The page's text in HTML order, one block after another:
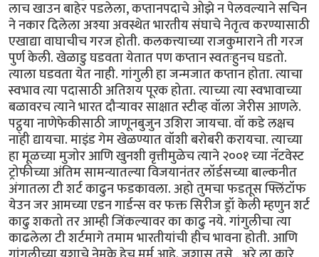
लाच खाउन बाहेर पडलेला, कप्तानपदाचे ओझे न पेलवल्याने सचिन
ने नकार दिलेला अश्या अवस्थेत भारतीय संघाचे नेतृत्व करण्यासाठी
एखाद्या वाघाचीच गरज होती. कलकत्त्याच्या राजकुमाराने ती गरज
पुर्ण केली. खेळाडु घडवता येतात पण कप्तान स्वतःहुनच घडतो.
त्याला घडवता येत नाही. गांगुली हा जन्मजात कप्तान होता. त्याचा
स्वभाव त्या पदासाठी अतिशय पूरक होता. त्याच्या त्या स्वभावाच्या
बळावरच त्याने भारत दौर्‍यावर साक्षात स्टीव्ह वॉला जेरीस आणले.
पट्ठ्या नाणेफेकीसाठी जाणूनबुजुन उशिरा जायचा. वॉ कडे लक्षच
नाही द्यायचा. माइंड गेम खेळण्यात वॉशी बरोबरी करायचा. त्याच्या
हा मूळच्या मुजोर आणि खुनशी वृत्तीमुळेच त्याने २००१ च्या नॅटवेस्ट
ट्रोफीच्या अंतिम सामन्यातल्या विजयानंतर लॉर्डसच्या बाल्कनीत
अंगातला टी शर्ट काढुन फडकावला. अहो तुमचा फडतूस फ्लिंटॉफ
येउन जर आमच्या एडन गार्डन्स वर फक्त सिरीज ड्रॉ केली म्हणुन शर्ट
काढु शकतो तर आम्ही जिंकल्यावर का काढु नये. गांगुलीचा त्या
काढलेला टी शर्टमागे तमाम भारतीयांची हीच भावना होती. आणि